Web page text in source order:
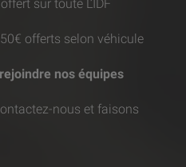
sur toute L’IDF
offerts selon véhicule
nos équipes
nous et faisons